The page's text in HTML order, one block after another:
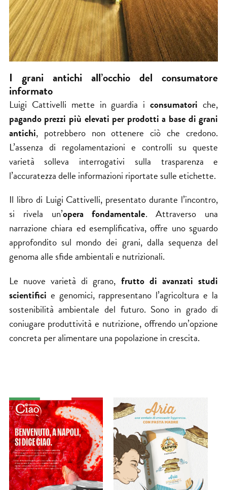
I grani antichi all’occhio del consumatore
informato
Luigi Cattivelli mette in guardia iconsumatori che,
pagando prezzi più elevati per prodotti a base di grani
antichi, potrebbero non ottenere ciò che credono.
L’assenza di regolamentazioni e controlli su queste
varietà solleva interrogativi sulla trasparenza e
l’accuratezza delle informazioni riportate sulle etichette.
Il libro di Luigi Cattivelli, presentato durante l’incontro,
si rivela un’opera fondamentale. Attraverso una
narrazione chiara ed esemplificativa, offre uno sguardo
approfondito sul mondo dei grani, dalla sequenza del
genoma alle sfide ambientali e nutrizionali.
Le nuove varietà di grano, frutto di avanzati studi
scientifici e genomici, rappresentano l’agricoltura e la
sostenibilità ambientale del futuro. Sono in grado di
coniugare produttività e nutrizione, offrendo un’opzione
concreta per alimentare una popolazione in crescita.